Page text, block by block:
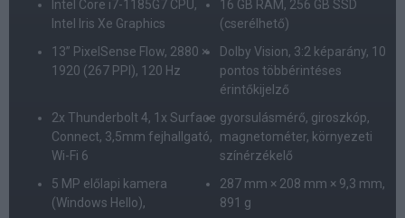
Intel Core i7-1185G7 CPU,
Intel Iris Xe Graphics
16 GB RAM, 256 GB SSD
(cserélhető)
13” PixelSense Flow, 2880 ×
1920 (267 PPI), 120 Hz
Dolby Vision, 3:2 képarány, 10
pontos többérintéses
érintőkijelző
2x Thunderbolt 4, 1x Surface
Connect, 3,5mm fejhallgató,
Wi-Fi 6
gyorsulásmérő, giroszkóp,
magnetométer, környezeti
színérzékelő
5 MP előlapi kamera
(Windows Hello),
287 mm × 208 mm × 9,3 mm,
891 g